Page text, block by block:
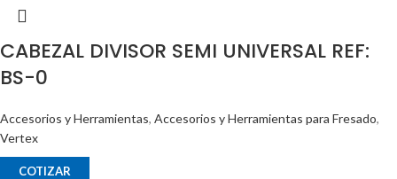
CABEZAL DIVISOR SEMI UNIVERSAL REF:
BS-0
Accesorios y Herramientas, Accesorios y Herramientas para Fresado,
Vertex
COTIZAR